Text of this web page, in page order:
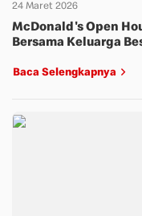
24 Maret 2026
McDonald's Open
Bersama Keluarga
Baca Selengkapnya